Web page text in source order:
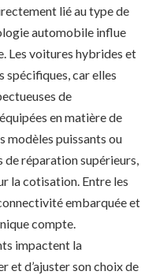
lié au type de
automobile influe
Les voitures hybrides et
spécifiques, car elles
de
en matière de
modèles puissants ou
de réparation supérieurs,
la cotisation. Entre les
embarquée et
compte.
impactent la
et d’ajuster son choix de